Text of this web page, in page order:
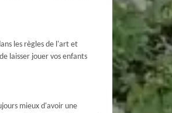
les règles de l'art et
laisser jouer vos enfants
mieux d'avoir une